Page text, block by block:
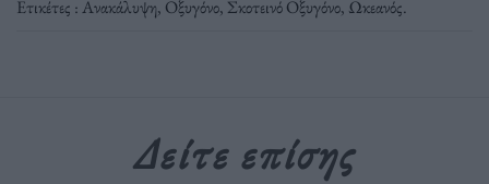
Ετικέτες :Ανακάλυψη, Οξυγόνο, Σκοτεινό Οξυγόνο, Ωκεανός.
Δείτε επίσης